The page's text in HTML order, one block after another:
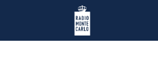
Radio Monte Carlo